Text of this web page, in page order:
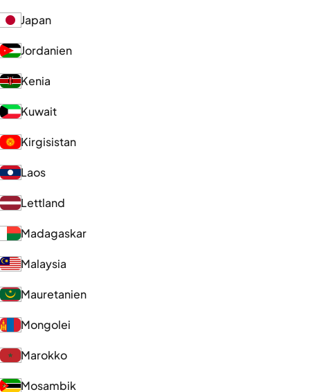
Japan
Jordanien
Kenia
Kuwait
Kirgisistan
Laos
Lettland
Madagaskar
Malaysia
Mauretanien
Mongolei
Marokko
Mosambik